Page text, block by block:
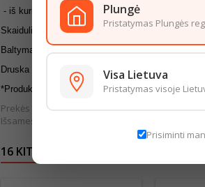
- iš kurių cukrų 0,7g
Skaidulinės medžiagos 9,7g
Baltymai 11,7g
Druska 0,1g
*Produkte esantį druskos kiekį nulemia tik
Prekės išvaizda gali šiek tiek skirtis nuo
Išsamesnė informacija pateikiama ant
16 KITOS PREKĖS TOJE PAČIOJE
Plungė
Pristatymas Plungės
Visa Lietuva
Pristatymas visoje
Prisiminti